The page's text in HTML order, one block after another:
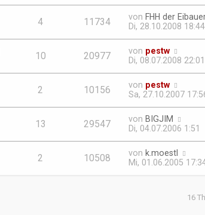
4 11734 von FHH der
Di, 28.10.2008 18:44
10 20977 von pestw
Di, 08.07.2008 22:01
2 10156 von pestw
Sa, 27.10.2007
13 29547 von BIGJIM
Di, 04.07.2006 1:51
2 10508 von k.moestl
Mi, 01.06.2005
16